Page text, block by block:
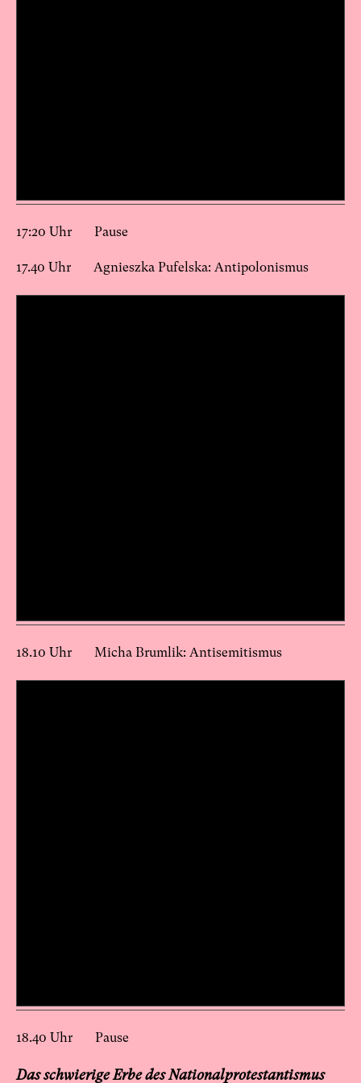
17:20 Uhr Pause
17.40 Uhr Agnieszka Pufelska: Antipolonismus
18.10 Uhr Micha Brumlik: Antisemitismus
18.40 Uhr Pause
Das schwierige Erbe des Nationalprotestantismus